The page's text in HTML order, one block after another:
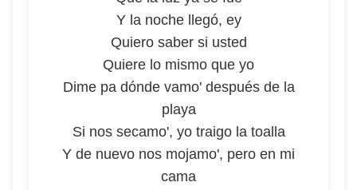
Y la noche llegó, ey
Quiero saber si usted
Quiere lo mismo que yo
Dime pa dónde vamo' después de la
playa
Si nos secamo', yo traigo la toalla
Y de nuevo nos mojamo', pero en mi
cama